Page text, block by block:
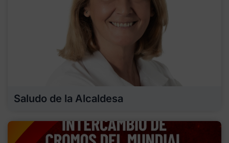
Saludo de la Alcaldesa